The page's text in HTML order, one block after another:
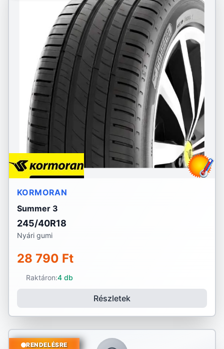
KORMORAN
Summer 3
245/40R18
Nyári gumi
28 790 Ft
Raktáron:4 db
Részletek
RENDELÉSRE